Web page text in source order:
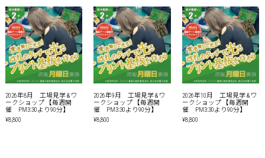
2026年8月 工場見学 & ワ
ークショップ 【毎週開
催 PM3:30より90分】
¥8,800
2026年9月 工場見学 & ワ
ークショップ 【毎週開
催 PM3:30より90分】
¥8,800
2026年10月 工場見学 & ワ
ークショップ 【毎週開
催 PM3:30より90分】
¥8,800